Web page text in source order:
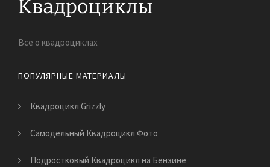
Все о квадроциклах
ПОПУЛЯРНЫЕ МАТЕРИАЛЫ
Квадроцикл Grizzly
Самодельный Квадроцикл Фото
Подростковый Квадроцикл на Бензине